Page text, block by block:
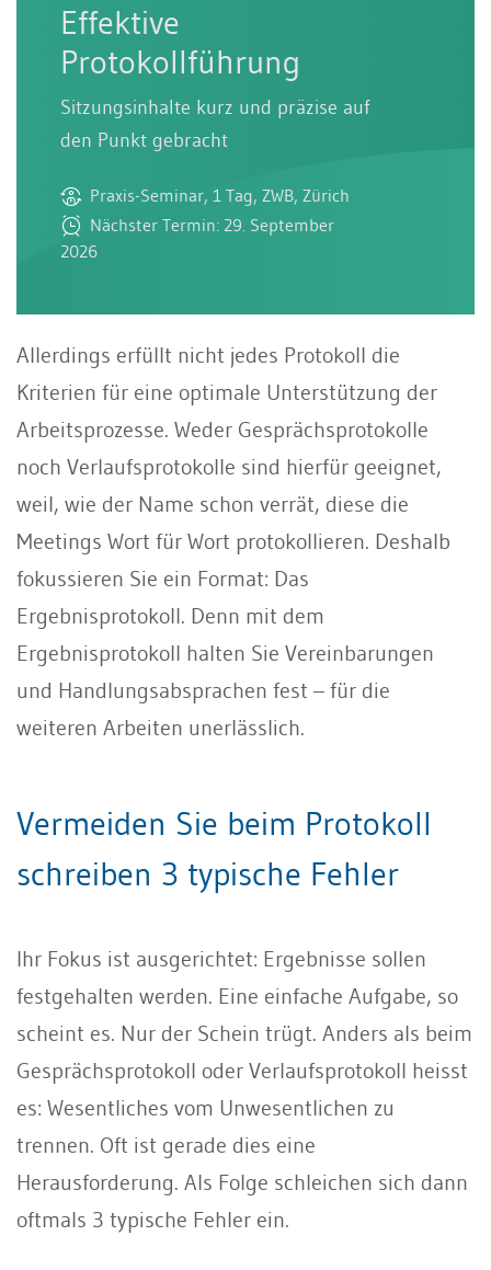
Effektive
Protokollführung
Sitzungsinhalte kurz und präzise auf
den Punkt gebracht
Praxis-Seminar, 1 Tag, ZWB, Zürich
Nächster Termin: 29. September
2026
Allerdings erfüllt nicht jedes Protokoll die
Kriterien für eine optimale Unterstützung der
Arbeitsprozesse. Weder Gesprächsprotokolle
noch Verlaufsprotokolle sind hierfür geeignet,
weil, wie der Name schon verrät, diese die
Meetings Wort für Wort protokollieren. Deshalb
fokussieren Sie ein Format: Das
Ergebnisprotokoll. Denn mit dem
Ergebnisprotokoll halten Sie Vereinbarungen
und Handlungsabsprachen fest – für die
weiteren Arbeiten unerlässlich.
Vermeiden Sie beim Protokoll
schreiben 3 typische Fehler
Ihr Fokus ist ausgerichtet: Ergebnisse sollen
festgehalten werden. Eine einfache Aufgabe, so
scheint es. Nur der Schein trügt. Anders als beim
Gesprächsprotokoll oder Verlaufsprotokoll heisst
es: Wesentliches vom Unwesentlichen zu
trennen. Oft ist gerade dies eine
Herausforderung. Als Folge schleichen sich dann
oftmals 3 typische Fehler ein.